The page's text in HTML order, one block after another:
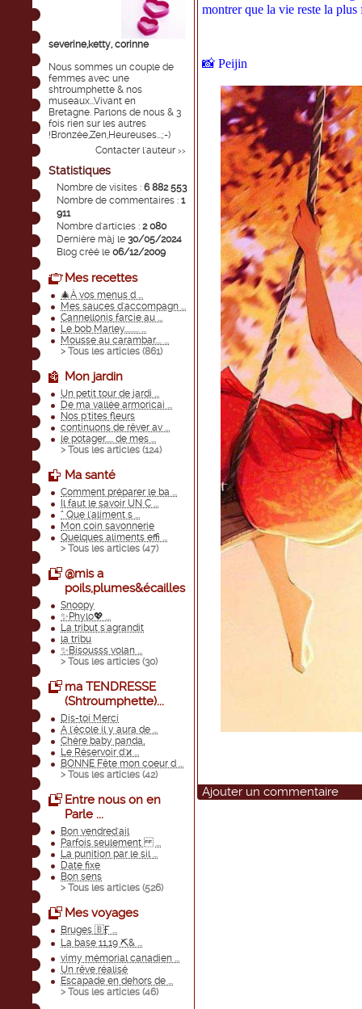
severine,ketty, corinne
Nous sommes un couple de
femmes avec une
shtroumphette & nos
museaux...Vivant en
Bretagne. Parlons de nous & 3
fois rien sur les autres
!Bronzée,Zen,Heureuses...;-)
Contacter l'auteur >>
Statistiques
Nombre de visites : 6 882 553
Nombre de commentaires : 1
911
Nombre d'articles : 2 080
Dernière màj le 30/05/2024
Blog créé le 06/12/2009
Mes recettes
🎄À vos menus d ...
Mes sauces d'accompagn ...
Cannellonis farcie au ...
Le bob Marley......... ...
Mousse au carambar.... ...
> Tous les articles (861)
Mon jardin
Un petit tour de jardi ...
De ma vallée armoricai ...
Nos p'tites fleurs
continuons de rêver av ...
le potager..... de mes ...
> Tous les articles (124)
Ma santé
Comment préparer le ba ...
Il faut le savoir UN C ...
“ Que l'aliment s ...
Mon coin savonnerie
Quelques aliments effi ...
> Tous les articles (47)
@mis a
poils,plumes&écailles
Snoopy
✨Phylo💖 ...
La tribut s'agrandit
la tribu
✨Bisousss volan ...
> Tous les articles (30)
ma TENDRESSE
(Shtroumphette)...
Dis-toi Merci
A l'école il y aura de ...
Chère baby panda,
Le Réservoir d'ϰ ...
BONNE Fête mon coeur d ...
> Tous les articles (42)
Entre nous on en
Parle ...
Bon vendred'ail
Parfois seulement ...
La punition par le sil ...
Date fixe
Bon sens
> Tous les articles (526)
Mes voyages
Bruges 🇧Ӻ ...
La base 11,19 ⛏& ...
vimy mémorial canadien ...
Un rêve réalisé
Escapade en dehors de ...
> Tous les articles (46)
montrer que la vie reste la
📸 Peijin
Ajouter un commentaire